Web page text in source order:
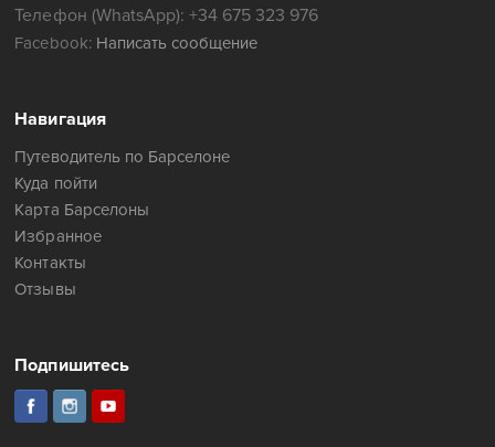
Телефон (WhatsApp): +34 675 323 976
Facebook: Написать сообщение
Навигация
Путеводитель по Барселоне
Куда пойти
Карта Барселоны
Избранное
Контакты
Отзывы
Подпишитесь